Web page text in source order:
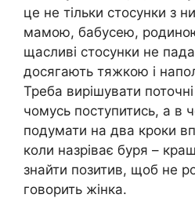
це не тільки стосунки з
мамою, бабусею,
щасливі стосунки не
досягають тяжкою і
Треба вирішувати
чомусь поступитись, а в
подумати на два кроки
коли назріває буря –
знайти позитив, щоб не
говорить жінка.